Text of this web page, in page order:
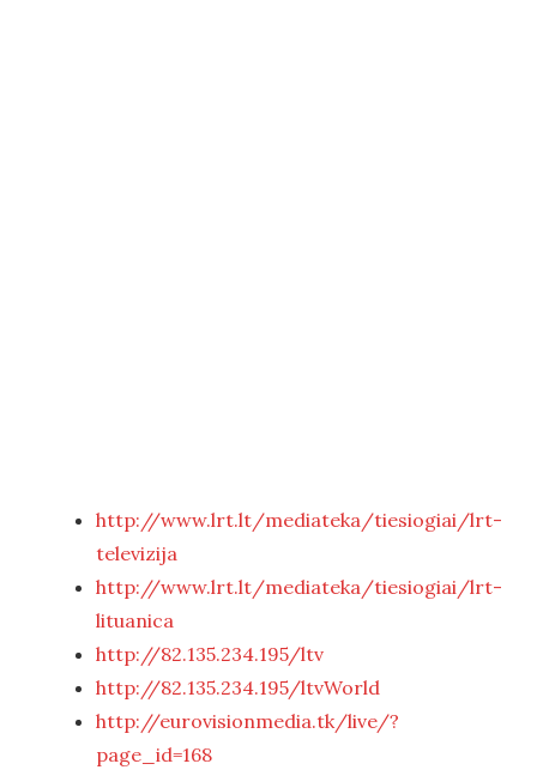
http://www.lrt.lt/mediateka/tiesiogiai/lrt-
televizija
http://www.lrt.lt/mediateka/tiesiogiai/lrt-
lituanica
http://82.135.234.195/ltv
http://82.135.234.195/ltvWorld
http://eurovisionmedia.tk/live/?
page_id=168